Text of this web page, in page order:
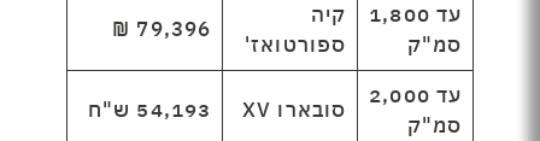
עד 1,800
סמ"ק
קיה
ספורטואז'
79,396 ₪
עד 2,000
סמ"ק
סובארו XV 54,193 ש"ח